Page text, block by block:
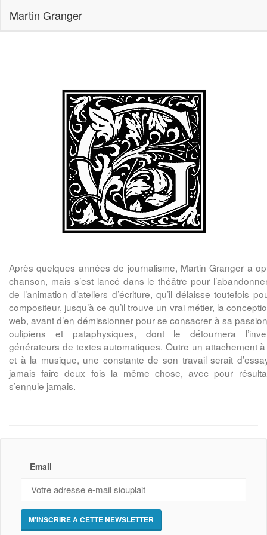
Martin Granger
Après quelques années de journalisme, Martin Granger a
chanson, mais s’est lancé dans le théâtre pour
de l’animation d’ateliers d’écriture, qu’il délaisse toutefois
compositeur, jusqu’à ce qu’il trouve un vrai métier, la
web, avant d’en démissionner pour se consacrer à sa
oulipiens et pataphysiques, dont le détournera
générateurs de textes automatiques. Outre un attachement
et à la musique, une constante de son travail serait
jamais faire deux fois la même chose, avec pour
s’ennuie jamais.
Email
M'INSCRIRE À CETTE NEWSLETTER